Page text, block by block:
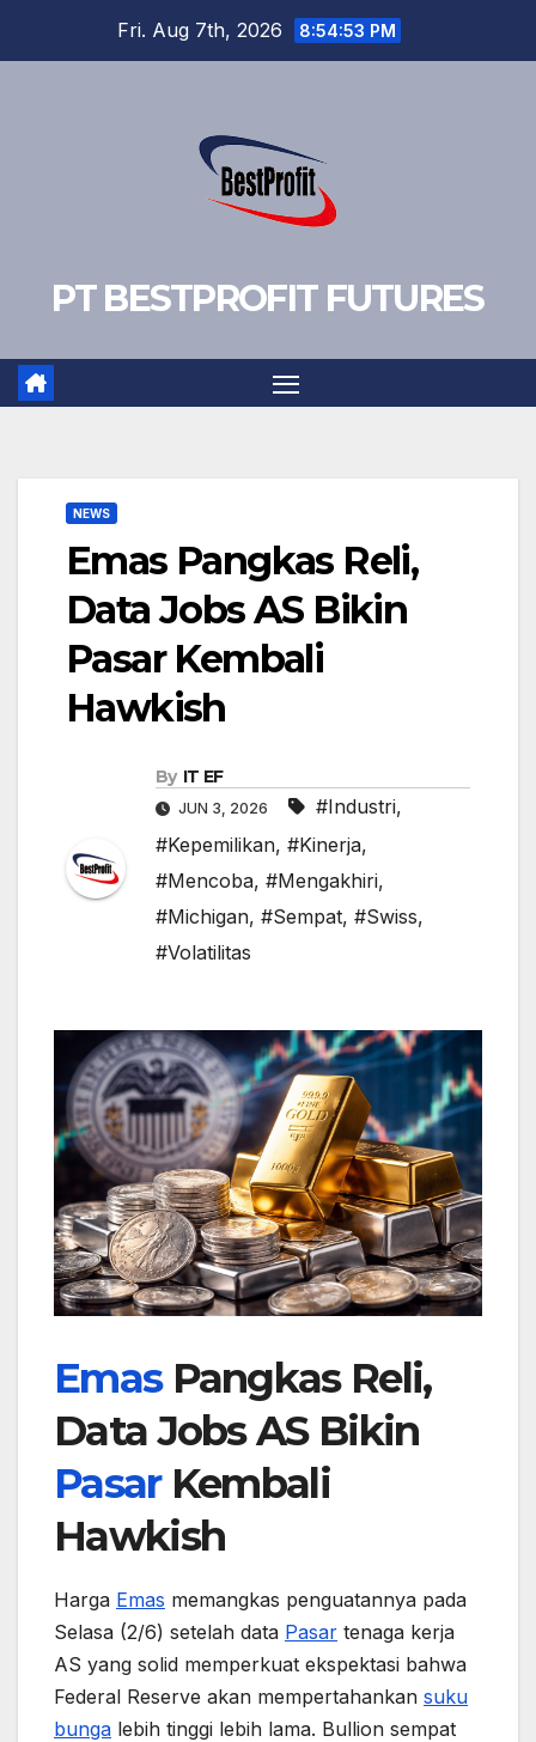
Fri. Aug 7th, 2026 8:54:54 PM
PT BESTPROFIT FUTURES
NEWS
Emas Pangkas Reli,
Data Jobs AS Bikin
Pasar Kembali
Hawkish
By IT EF
JUN 3, 2026 #Industri,
#Kepemilikan, #Kinerja,
#Mencoba, #Mengakhiri,
#Michigan, #Sempat, #Swiss,
#Volatilitas
EmasPangkas Reli,
Data Jobs AS Bikin
PasarKembali
Hawkish
Harga Emas memangkas penguatannya pada
Selasa (2/6) setelah data Pasar tenaga kerja
AS yang solid memperkuat ekspektasi bahwa
Federal Reserve akan mempertahankan suku
bunga lebih tinggi lebih lama. Bullion sempat